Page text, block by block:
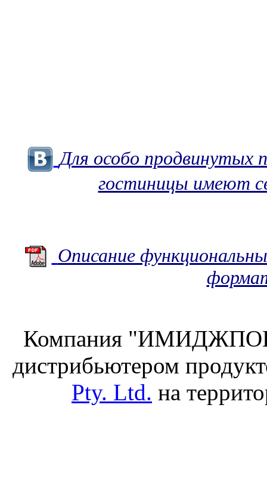
Для особо продвинутых
гостиницы имеют
Описание
Компания
дистрибьютером
Pty. Ltd. на